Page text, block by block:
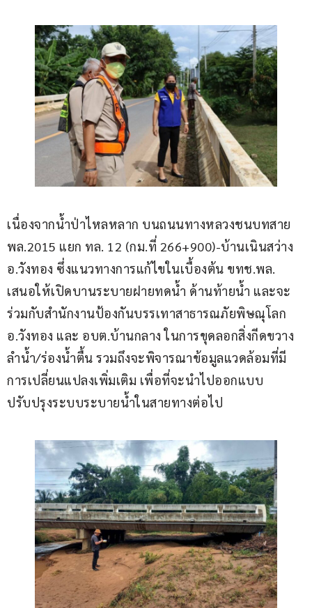
เนื่องจากน้ำป่าไหลหลาก บนถนนทางหลวงชนบทสาย
พล.2015 แยก ทล. 12 (กม.ที่ 266+900)-บ้านเนินสว่าง
อ.วังทอง ซึ่งแนวทางการแก้ไขในเบื้องต้น ขทช.พล.
เสนอให้เปิดบานระบายฝายทดน้ำ ด้านท้ายน้ำ และจะ
ร่วมกับสำนักงานป้องกันบรรเทาสาธารณภัยพิษณุโลก
อ.วังทอง และ อบต.บ้านกลาง ในการขุดลอกสิ่งกีดขวาง
ลำน้ำ/ร่องน้ำตื้น รวมถึงจะพิจารณาข้อมูลแวดล้อมที่มี
การเปลี่ยนแปลงเพิ่มเติม เพื่อที่จะนำไปออกแบบ
ปรับปรุงระบบระบายน้ำในสายทางต่อไป